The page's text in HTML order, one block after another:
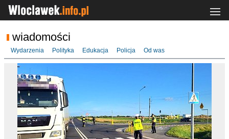
wiadomości
Wydarzenia Polityka Edukacja Policja Od was